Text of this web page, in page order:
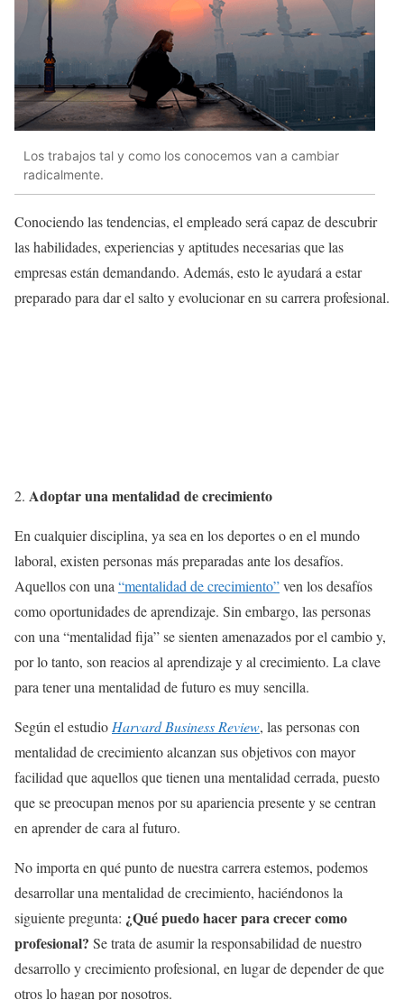
Los trabajos tal y como los conocemos van a cambiar
radicalmente.
Conociendo las tendencias, el empleado será capaz de descubrir
las habilidades, experiencias y aptitudes necesarias que las
empresas están demandando. Además, esto le ayudará a estar
preparado para dar el salto y evolucionar en su carrera profesional.
Adoptar una mentalidad de crecimiento
En cualquier disciplina, ya sea en los deportes o en el mundo
laboral, existen personas más preparadas ante los desafíos.
Aquellos con una “mentalidad de crecimiento”ven los desafíos
como oportunidades de aprendizaje. Sin embargo, las personas
con una “mentalidad fija” se sienten amenazados por el cambio y,
por lo tanto, son reacios al aprendizaje y al crecimiento. La clave
para tener una mentalidad de futuro es muy sencilla.
Según el estudio Harvard Business Review, las personas con
mentalidad de crecimiento alcanzan sus objetivos con mayor
facilidad que aquellos que tienen una mentalidad cerrada, puesto
que se preocupan menos por su apariencia presente y se centran
en aprender de cara al futuro.
No importa en qué punto de nuestra carrera estemos, podemos
desarrollar una mentalidad de crecimiento, haciéndonos la
siguiente pregunta: ¿Qué puedo hacer para crecer como
profesional? Se trata de asumir la responsabilidad de nuestro
desarrollo y crecimiento profesional, en lugar de depender de que
otros lo hagan por nosotros.